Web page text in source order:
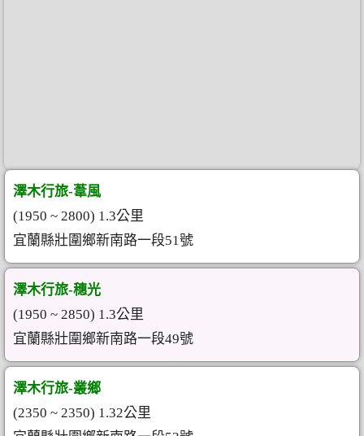
澤木行旅-葦風
(1950 ~ 2800) 1.3公里
宜蘭縣壯圍鄉新南路一段51號
澤木行旅-穗光
(1950 ~ 2850) 1.3公里
宜蘭縣壯圍鄉新南路一段49號
澤木行旅-叢鄉
(2350 ~ 2350) 1.32公里